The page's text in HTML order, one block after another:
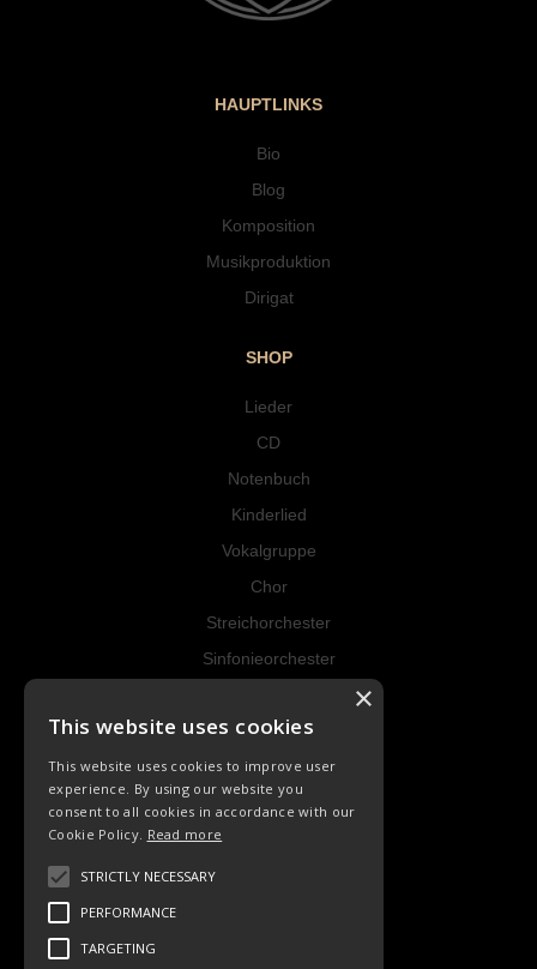
HAUPTLINKS
Bio
Blog
Komposition
Musikproduktion
Dirigat
SHOP
Lieder
CD
Notenbuch
Kinderlied
Vokalgruppe
Chor
Streichorchester
Sinfonieorchester
AGB
Datenschutz
Widerrufsrecht
This website uses cookies
This website uses cookies to improve user
experience. By using our website you
consent to all cookies in accordance with our
Cookie Policy. Read more
STRICTLY NECESSARY
PERFORMANCE
TARGETING
×